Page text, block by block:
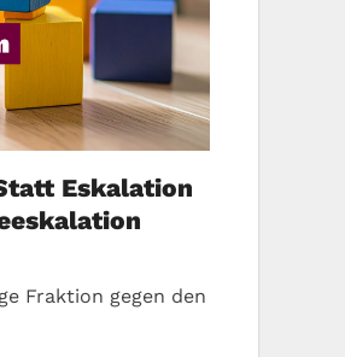
Eskalation
Fraktion gegen den